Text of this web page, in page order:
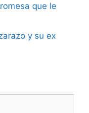
que le
y su ex